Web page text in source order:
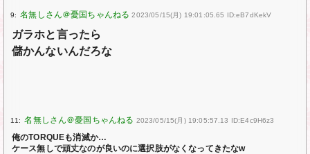
9: 2023/05/15(月) 19:01:05.65 ID:eB7dKekV
ガラホと言ったら
儲かんないんだろな
11: 2023/05/15(月) 19:05:57.13 ID:E4c9H6z3
俺のTORQUEも消滅か…
ケース無しで頑丈なのが良いのに選択肢がなくなってきたなw